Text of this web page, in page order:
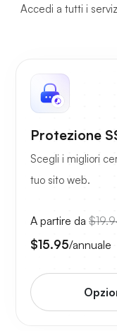
Accedi a tutti i
Protezione
Scegli i migliori
tuo sito web.
A partire da
$15.95/annuale